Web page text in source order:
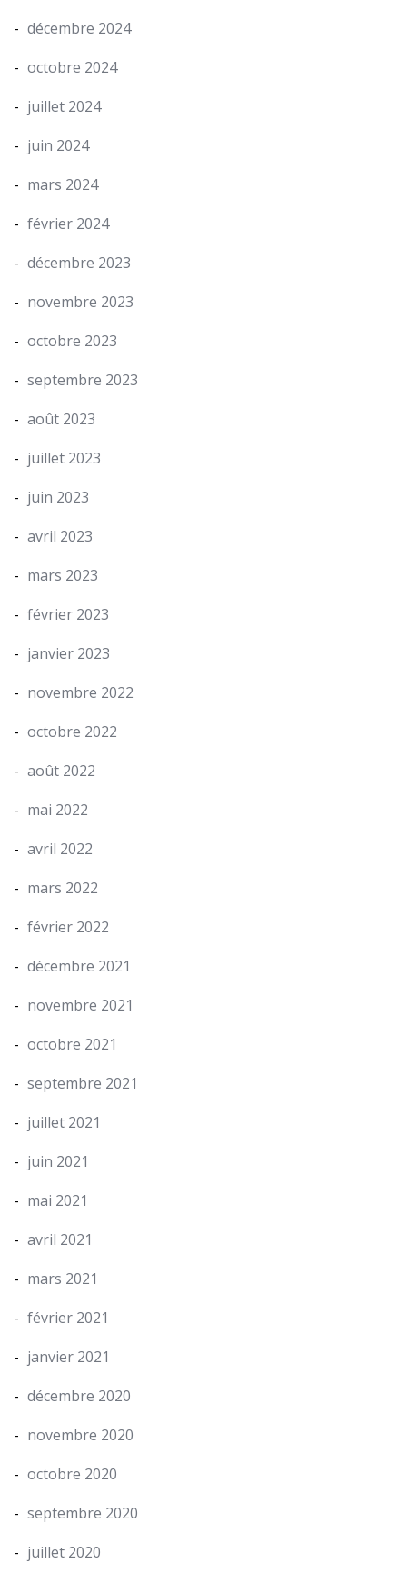
décembre 2024
octobre 2024
juillet 2024
juin 2024
mars 2024
février 2024
décembre 2023
novembre 2023
octobre 2023
septembre 2023
août 2023
juillet 2023
juin 2023
avril 2023
mars 2023
février 2023
janvier 2023
novembre 2022
octobre 2022
août 2022
mai 2022
avril 2022
mars 2022
février 2022
décembre 2021
novembre 2021
octobre 2021
septembre 2021
juillet 2021
juin 2021
mai 2021
avril 2021
mars 2021
février 2021
janvier 2021
décembre 2020
novembre 2020
octobre 2020
septembre 2020
juillet 2020